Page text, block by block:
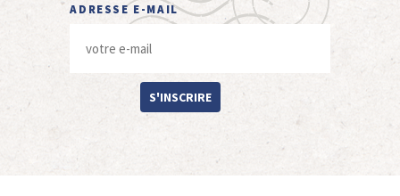
ADRESSE E-MAIL
S'INSCRIRE